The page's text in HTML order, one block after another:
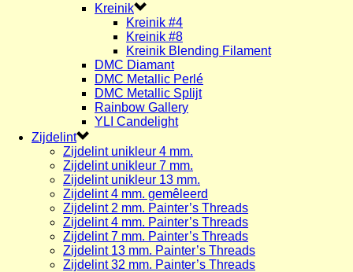
Kreinik
Kreinik #4
Kreinik #8
Kreinik Blending Filament
DMC Diamant
DMC Metallic Perlé
DMC Metallic Splijt
Rainbow Gallery
YLI Candelight
Zijdelint
Zijdelint unikleur 4 mm.
Zijdelint unikleur 7 mm.
Zijdelint unikleur 13 mm.
Zijdelint 4 mm. gemêleerd
Zijdelint 2 mm. Painter’s Threads
Zijdelint 4 mm. Painter’s Threads
Zijdelint 7 mm. Painter’s Threads
Zijdelint 13 mm. Painter’s Threads
Zijdelint 32 mm. Painter’s Threads